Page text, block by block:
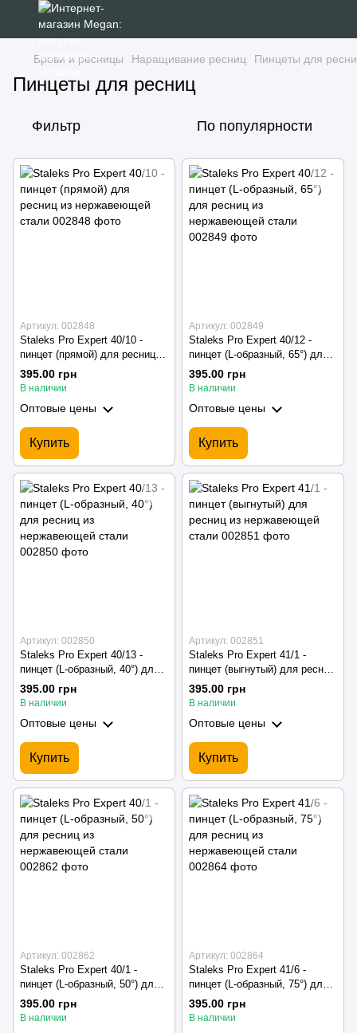
Брови и ресницы Наращивание ресниц Пинцеты для
Пинцеты для ресниц
Фильтр По популярности
Артикул: 002848
Staleks Pro Expert 40/10 -
пинцет (прямой) для ресниц
из нержавеющей стали
395.00 грн
В наличии
Оптовые цены
Купить
Артикул: 002849
Staleks Pro Expert 40/12 -
пинцет (L-образный, 65°) для
ресниц из нержавеющей
стали
395.00 грн
В наличии
Оптовые цены
Купить
Артикул: 002850
Staleks Pro Expert 40/13 -
пинцет (L-образный, 40°) для
ресниц из нержавеющей
стали
395.00 грн
В наличии
Оптовые цены
Купить
Артикул: 002851
Staleks Pro Expert 41/1 -
пинцет (выгнутый) для ресниц
из нержавеющей стали
395.00 грн
В наличии
Оптовые цены
Купить
Артикул: 002862
Staleks Pro Expert 40/1 -
пинцет (L-образный, 50°) для
ресниц из нержавеющей
стали
395.00 грн
В наличии
Артикул: 002864
Staleks Pro Expert 41/6 -
пинцет (L-образный, 75°) для
ресниц из нержавеющей
стали
395.00 грн
В наличии